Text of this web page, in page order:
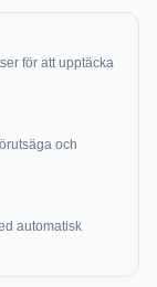
för att upptäcka
och
automatisk